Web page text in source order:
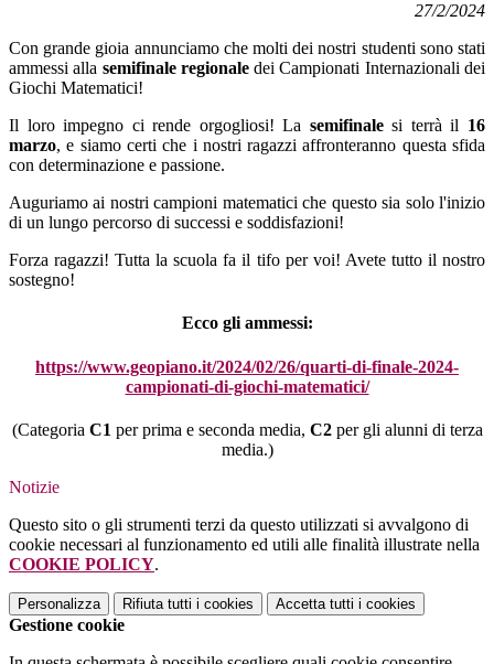
27/2/2024
Con grande gioia annunciamo che molti dei nostri studenti sono stati
ammessi alla semifinale regionaledei Campionati Internazionali dei
Giochi Matematici!
Il loro impegno ci rende orgogliosi! La semifinalesi terrà il 16
marzo, e siamo certi che i nostri ragazzi affronteranno questa sfida
con determinazione e passione.
Auguriamo ai nostri campioni matematici che questo sia solo l'inizio
di un lungo percorso di successi e soddisfazioni!
Forza ragazzi! Tutta la scuola fa il tifo per voi! Avete tutto il nostro
sostegno!
Ecco gli ammessi:
https://www.geopiano.it/2024/02/26/quarti-di-finale-2024-
campionati-di-giochi-matematici/
(Categoria C1 per prima e seconda media, C2per gli alunni di terza
media.)
Notizie
Questo sito o gli strumenti terzi da questo utilizzati si avvalgono di
cookie necessari al funzionamento ed utili alle finalità illustrate nella
COOKIE POLICY.
Personalizza Rifiuta tutti i cookies Accetta tutti i cookies
Gestione cookie